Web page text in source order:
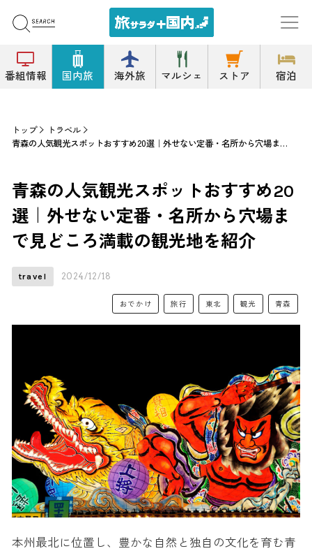
番組情報 国内旅 海外旅 マルシェ ストア 宿泊
トップ
トラベル
青森の人気観光スポットおすすめ20選｜外せない定番・名所から穴場まで見どころ満載の観光地を紹介
青森の人気観光スポットおすすめ20
選｜外せない定番・名所から穴場ま
で見どころ満載の観光地を紹介
travel 2024/12/18
おでかけ 旅行 東北 観光 青森
本州最北に位置し、豊かな自然と独自の文化を育む青